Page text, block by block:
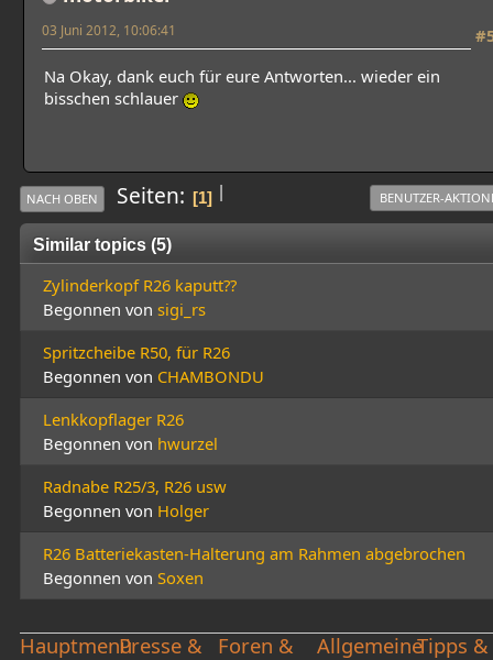
03 Juni 2012, 10:06:41
Na Okay, dank euch für eure Antworten... wieder ein
bisschen schlauer
|
NACH OBEN Seiten 1 BENUTZER-
Similar topics (5)
Zylinderkopf R26 kaputt??
Begonnen von sigi_rs
Spritzcheibe R50, für R26
Begonnen von CHAMBONDU
Lenkkopflager R26
Begonnen von hwurzel
Radnabe R25/3, R26 usw
Begonnen von Holger
R26 Batteriekasten-Halterung am Rahmen abgebrochen
Begonnen von Soxen
HauptmenüPresse &
Foren &
AllgemeineTipps &